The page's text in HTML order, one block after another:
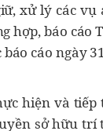
xử lý các vụ
hợp, báo cáo
cáo ngày
hiện và tiếp
sở hữu trí